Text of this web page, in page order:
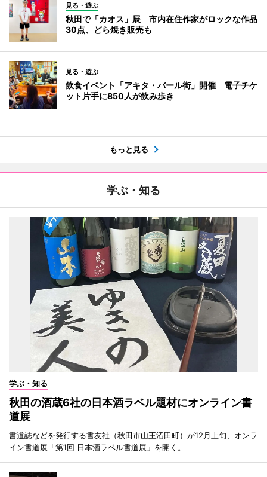
見る・遊ぶ
秋田で「カオス」展 市内在住作家がロックな作品
30点、どら焼き販売も
見る・遊ぶ
飲食イベント「アキタ・バール街」開催 電子チケ
ット片手に850人が飲み歩き
もっと見る
学ぶ・知る
学ぶ・知る
秋田の酒蔵6社の日本酒ラベル題材にオンライン書
道展
書道誌などを発行する書友社（秋田市山王沼田町）が12月上旬、オンラ
イン書道展「第1回 日本酒ラベル書道展」を開く。